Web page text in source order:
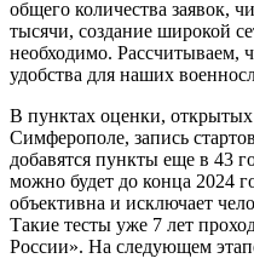
общего количества заявок,
тысячи, создание широкой
необходимо. Рассчитываем,
удобства для наших
В пунктах оценки,
Симферополе, запись
добавятся пункты еще в 43
можно будет до конца 2024
объективна и исключает
Такие тесты уже 7 лет
России». На следующем